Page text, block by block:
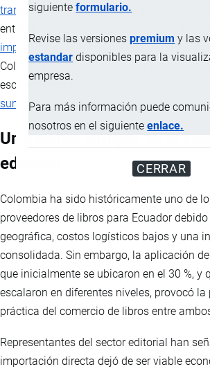
siguienteformulario.
Revise las versionespremium y las
estandar disponibles para la
empresa.
Para más información puede
nosotros en el siguienteenlace.
CERRAR
transformación profunda en el mercado del
entrada en vigor de nuevas medidas
importación
de textos desde países
Colombia, se ha visto severamente
escasez, encarecimiento y reconfiguración
suministro del sector.
Un cambio abrupto en el
editorial
Colombia ha sido históricamente uno de
proveedores de libros para Ecuador
geográfica, costos logísticos bajos y una
consolidada. Sin embargo, la aplicación
que inicialmente se ubicaron en el 30 %, y
escalaron en diferentes niveles, provocó
práctica del comercio de libros entre
Representantes del sector editorial han
importación directa dejó de ser viable